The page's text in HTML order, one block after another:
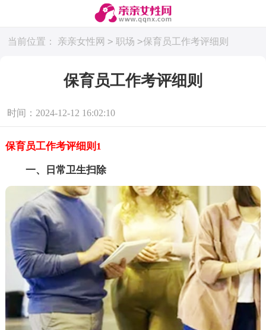
当前位置： 亲亲女性网 > 职场 >保育员工作考评细则
保育员工作考评细则
时间：2024-12-12 16:02:10
保育员工作考评细则1
一、日常卫生扫除